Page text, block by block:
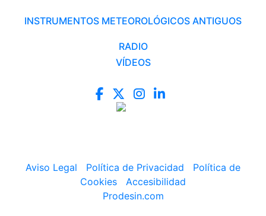
INSTRUMENTOS METEOROLÓGICOS ANTIGUOS
RADIO
VÍDEOS
Aviso Legal Política de Privacidad
Política de
Cookies
Accesibilidad
Prodesin.com